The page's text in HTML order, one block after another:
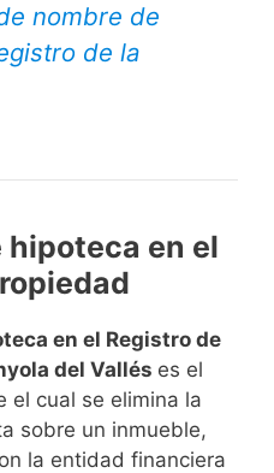
nombre de
de la
en el
en el Registro de
del Vallés es el
el cual se elimina la
sobre un inmueble,
la entidad financiera